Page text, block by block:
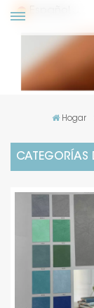
Hogar
CATEGORÍAS